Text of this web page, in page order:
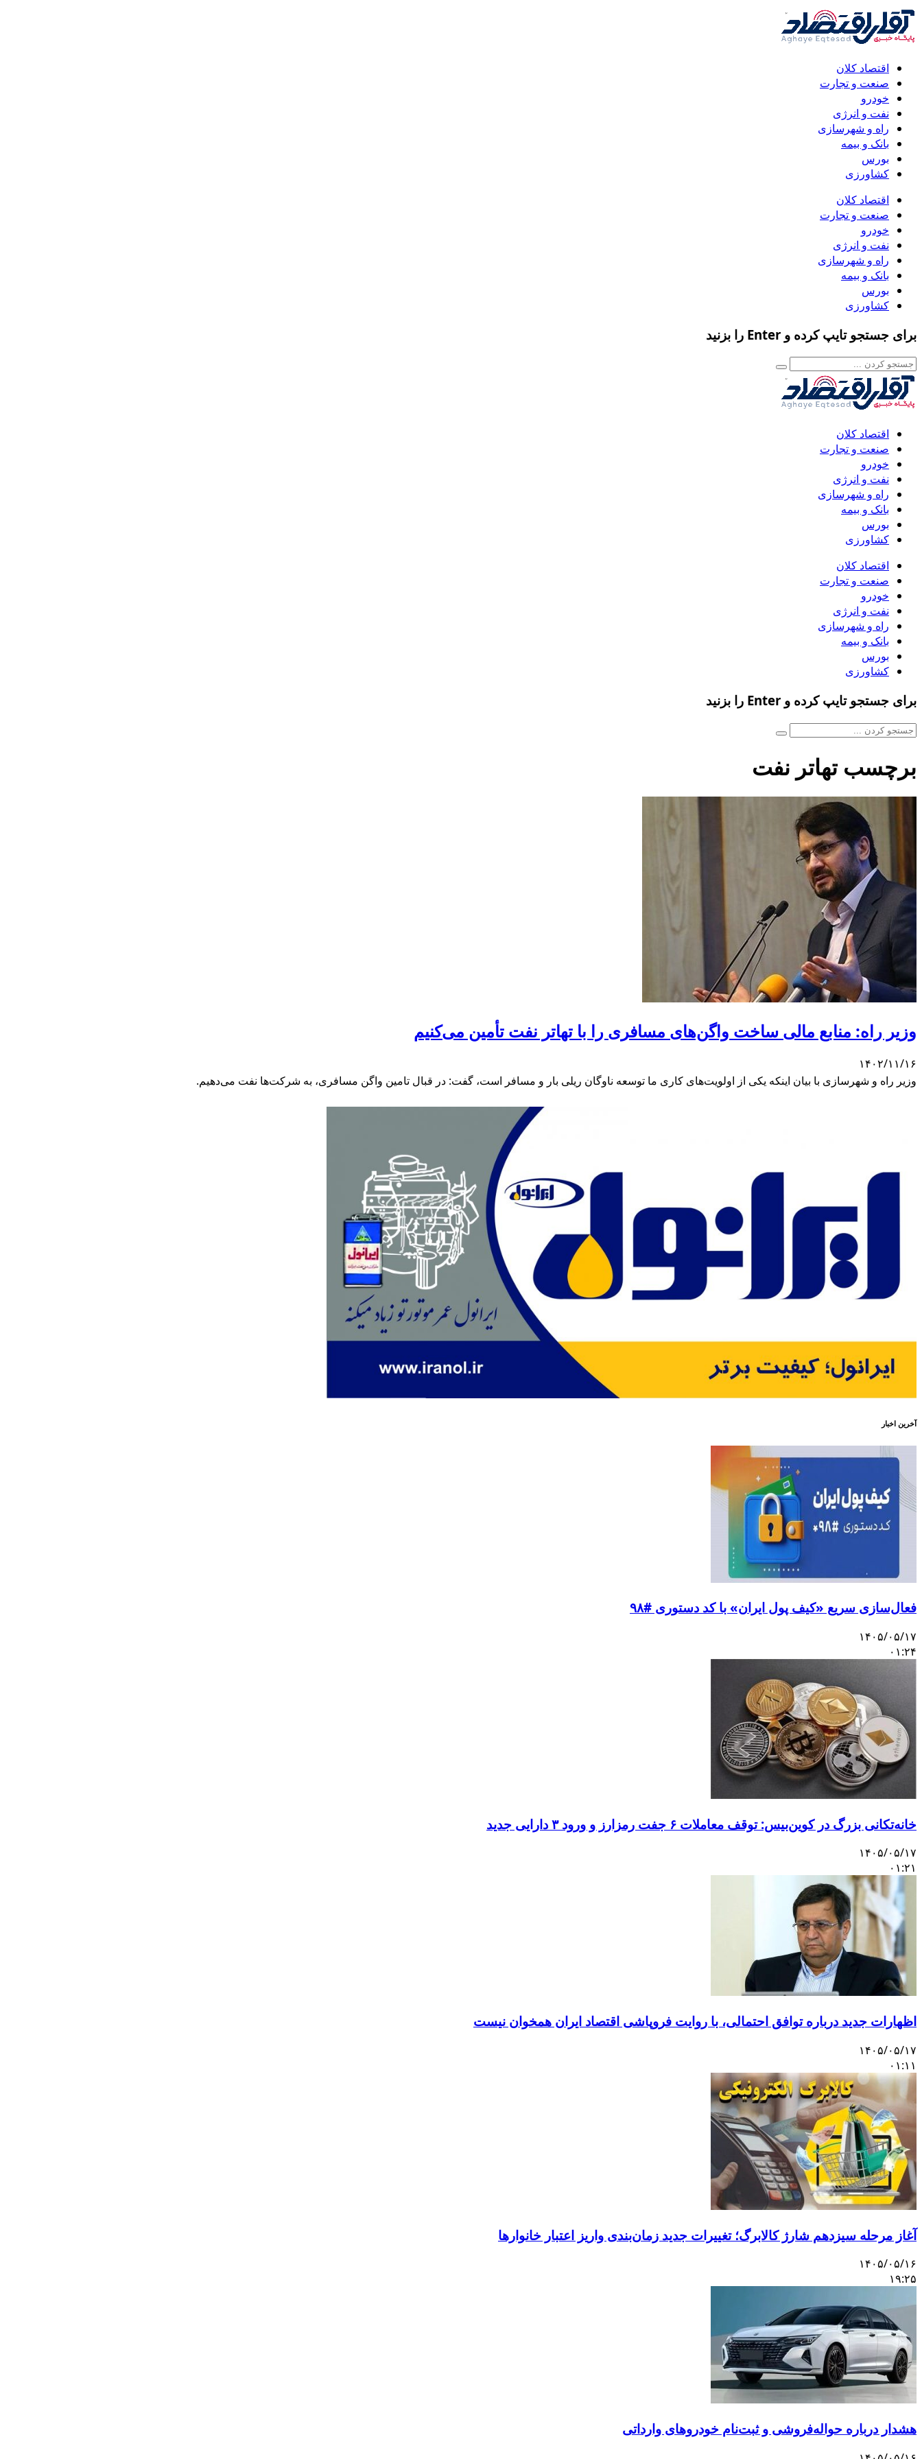
اقتصاد کلان
صنعت و تجارت
خودرو
نفت و انرژی
راه و شهرسازی
بانک و بیمه
بورس
کشاورزی
اقتصاد کلان
صنعت و تجارت
خودرو
نفت و انرژی
راه و شهرسازی
بانک و بیمه
بورس
کشاورزی
برای جستجو تایپ کرده و Enter را بزنید
اقتصاد کلان
صنعت و تجارت
خودرو
نفت و انرژی
راه و شهرسازی
بانک و بیمه
بورس
کشاورزی
اقتصاد کلان
صنعت و تجارت
خودرو
نفت و انرژی
راه و شهرسازی
بانک و بیمه
بورس
کشاورزی
برای جستجو تایپ کرده و Enter را بزنید
برچسب تهاتر نفت
وزیر راه: منابع مالی ساخت واگن‌های مسافری را با تهاتر نفت تأمین می‌کنیم
۱۴۰۲/۱۱/۱۶
وزیر راه و شهرسازی با بیان اینکه یکی از اولویت‌های کاری ما توسعه ناوگان ریلی بار و مسافر است، گفت: در قبال تامین واگن مسافری، به شرکت‌ها نفت می‌دهیم.
آخرین اخبار
فعال‌سازی سریع «کیف پول ایران» با کد دستوری #۹۸
۱۴۰۵/۰۵/۱۷
۰۱:۲۴
خانه‌تکانی بزرگ در کوین‌بیس: توقف معاملات ۶ جفت رمزارز و ورود ۳ دارایی جدید
۱۴۰۵/۰۵/۱۷
۰۱:۲۱
اظهارات جدید درباره توافق احتمالی، با روایت فروپاشی اقتصاد ایران همخوان نیست
۱۴۰۵/۰۵/۱۷
۰۱:۱۱
آغاز مرحله سیزدهم شارژ کالابرگ؛ تغییرات جدید زمان‌بندی واریز اعتبار خانوارها
۱۴۰۵/۰۵/۱۶
۱۹:۲۵
هشدار درباره حواله‌فروشی و ثبت‌نام خودروهای وارداتی